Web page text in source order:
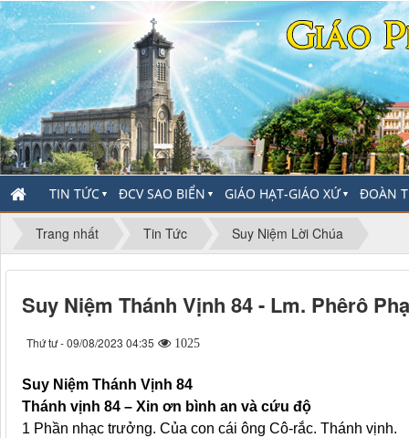
TIN TỨC ▼ ĐCV SAO BIỂN ▼ GIÁO HẠT-GIÁO XỨ▼ ĐOÀN
Trang nhất Tin Tức Suy Niệm Lời Chúa
Suy Niệm Thánh Vịnh 84 - Lm. Phêrô
Thứ tư - 09/08/2023 04:35 1025
Suy Niệm Thánh Vịnh 84
Thánh vịnh 84 – Xin ơn bình an và cứu độ
1 Phần nhạc trưởng. Của con cái ông Cô-rắc. Thánh vịnh.